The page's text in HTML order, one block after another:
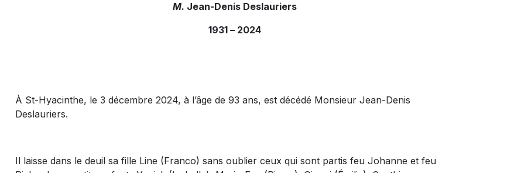
M. Jean-Denis Deslauriers
1931 – 2024
À St-Hyacinthe, le 3 décembre 2024, à l’âge de 93 ans, est décédé Monsieur Jean-Denis
Deslauriers.
Il laisse dans le deuil sa fille Line (Franco) sans oublier ceux qui sont partis feu Johanne et feu